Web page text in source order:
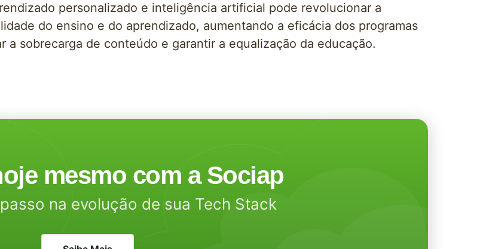
personalizado e inteligência artificial pode revolucionar a
do ensino e do aprendizado, aumentando a eficácia dos programas
sobrecarga de conteúdo e garantir a equalização da educação.
mesmo com a Sociap
na evolução de sua Tech Stack